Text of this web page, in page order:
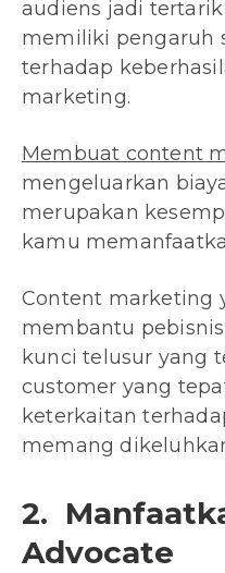
audiens jadi
memiliki pengaruh
terhadap
marketing.
Membuat content
mengeluarkan
merupakan
kamu
Content marketing
membantu
kunci telusur yang
customer yang
keterkaitan
memang
2.
Advocate